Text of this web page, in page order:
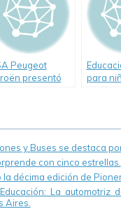
Peugeot
presentó
para
y Buses se destaca
con cinco estrellas.
décima edición de
La automotriz
Aires.